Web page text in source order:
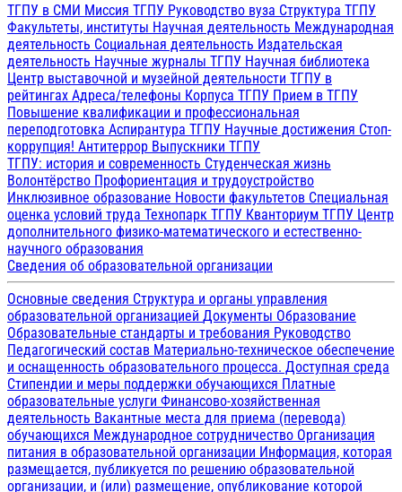
ТГПУ в СМИ Миссия ТГПУ Руководство вуза Структура ТГПУ
Факультеты, институты Научная деятельность Международная
деятельность Социальная деятельность Издательская
деятельность Научные журналы ТГПУ Научная библиотека
Центр выставочной и музейной деятельности ТГПУ в
рейтингах Адреса/телефоны Корпуса ТГПУ Прием в ТГПУ
Повышение квалификации и профессиональная
переподготовка Аспирантура ТГПУ Научные достижения Стоп-
коррупция! Антитеррор Выпускники ТГПУ
ТГПУ: история и современность Студенческая жизнь
Волонтёрство Профориентация и трудоустройство
Инклюзивное образование Новости факультетов Специальная
оценка условий труда Технопарк ТГПУ Кванториум ТГПУ Центр
дополнительного физико-математического и естественно-
научного образования
Сведения об образовательной организации
Основные сведения Структура и органы управления
образовательной организацией Документы Образование
Образовательные стандарты и требования Руководство
Педагогический состав Материально-техническое обеспечение
и оснащенность образовательного процесса. Доступная среда
Стипендии и меры поддержки обучающихся Платные
образовательные услуги Финансово-хозяйственная
деятельность Вакантные места для приема (перевода)
обучающихся Международное сотрудничество Организация
питания в образовательной организации Информация, которая
размещается, публикуется по решению образовательной
организации, и (или) размещение, опубликование которой